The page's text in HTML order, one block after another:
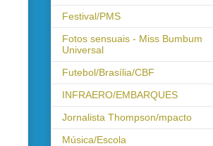
Festival/PMS
Fotos sensuais - Miss Bumbum
Universal
Futebol/Brasília/CBF
INFRAERO/EMBARQUES
Jornalista Thompson/mpacto
Música/Escola